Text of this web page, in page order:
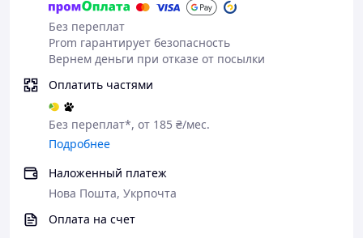
3х2 м Хит сезона!
Приобретая этот продукт, вы инвестируете в качество
и комфорт. Не откладывайте свое решение —
заказывайте крышу прямо сейчас и наслаждайтесь
защитой от погодных условий в любое время года!
Сделайте правильный выбор и обеспечьте себе
спокойствия и удовольствия! ✅
Без переплат
Prom гарантирует безопасность
Вернем деньги при отказе от посылки
Оплатить частями
Без переплат*, от 185 ₴/мес.
Подробнее
Наложенный платеж
Нова Пошта, Укрпочта
Оплата на счет